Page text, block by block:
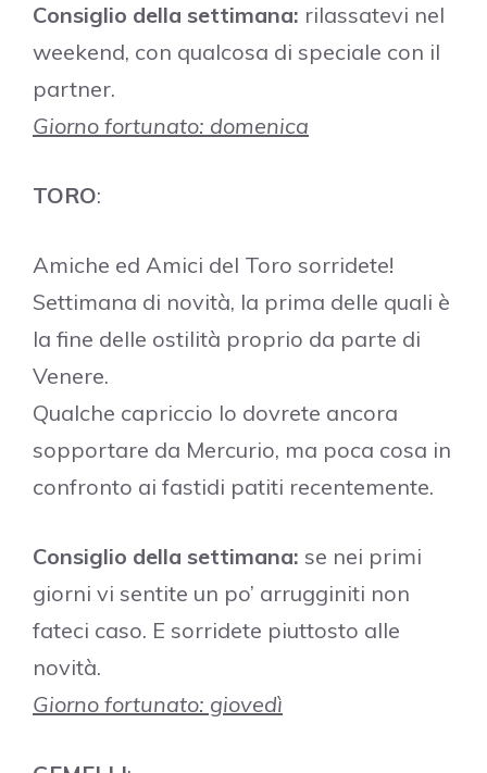
Consiglio della settimana: rilassatevi nel
weekend, con qualcosa di speciale con il
partner.
Giorno fortunato: domenica
TORO:
Amiche ed Amici del Toro sorridete!
Settimana di novità, la prima delle quali è
la fine delle ostilità proprio da parte di
Venere.
Qualche capriccio lo dovrete ancora
sopportare da Mercurio, ma poca cosa in
confronto ai fastidi patiti recentemente.
Consiglio della settimana: se nei primi
giorni vi sentite un po’ arrugginiti non
fateci caso. E sorridete piuttosto alle
novità.
Giorno fortunato: giovedì